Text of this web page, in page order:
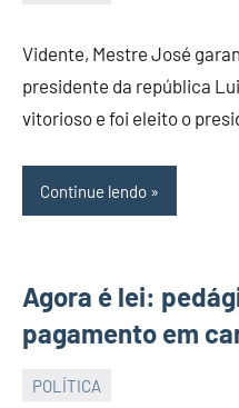
GRANDE
DO
NORTE
Vidente, Mestre José
presidente da república
vitorioso e foi eleito o
Continue lendo
Agora é lei:
pagamento em
POLÍTICA